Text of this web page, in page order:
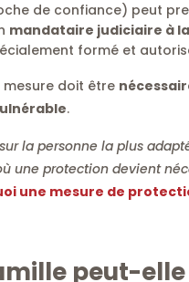
de confiance) peut
mandataire judiciaire à
formé et
mesure doit être
.
la personne la plus
une protection devient
une mesure de
peut-